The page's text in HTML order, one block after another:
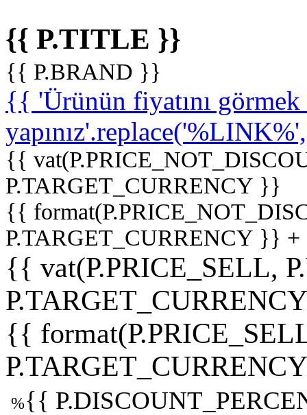
{{ P.TITLE }}
{{ P.BRAND }}
{{ 'Ürünün fiyatını
{{
P.TARGET_CURRENCY }}
{{
P.TARGET_CURRENCY }}
{{ vat(P.PRICE_SELL,
{{
%{{